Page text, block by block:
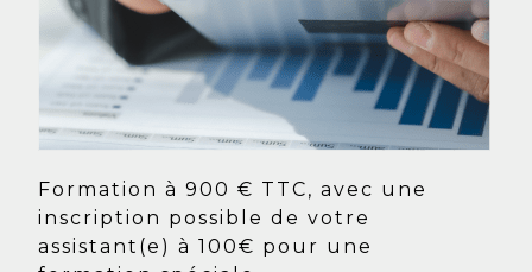
Formation à 900 € TTC, avec une
inscription possible de votre
assistant(e) à 100€ pour une